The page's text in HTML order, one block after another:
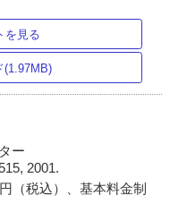
を見る
(1.97MB)
ー
2001.
（税込）、基本料金制